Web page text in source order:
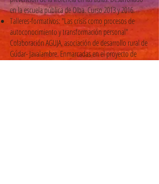
en la escuela pública de Olba. Curso 2013 y 2016.
Talleres-formativos: "Las crisis como procesos de
autoconocimiento y transformación personal"
Colaboración AGUJA, asociación de desarrollo rural de
Gúdar- Javalambre. Enmarcadas en el proyecto de